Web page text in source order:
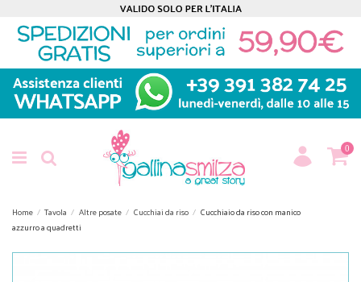
0
Home Tavola Altre posate Cucchiai da riso
Cucchiaio da riso con manico
azzurro a quadretti